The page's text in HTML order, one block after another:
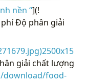
nền “](!
Độ phân giải
giải chất lượng
download/food-